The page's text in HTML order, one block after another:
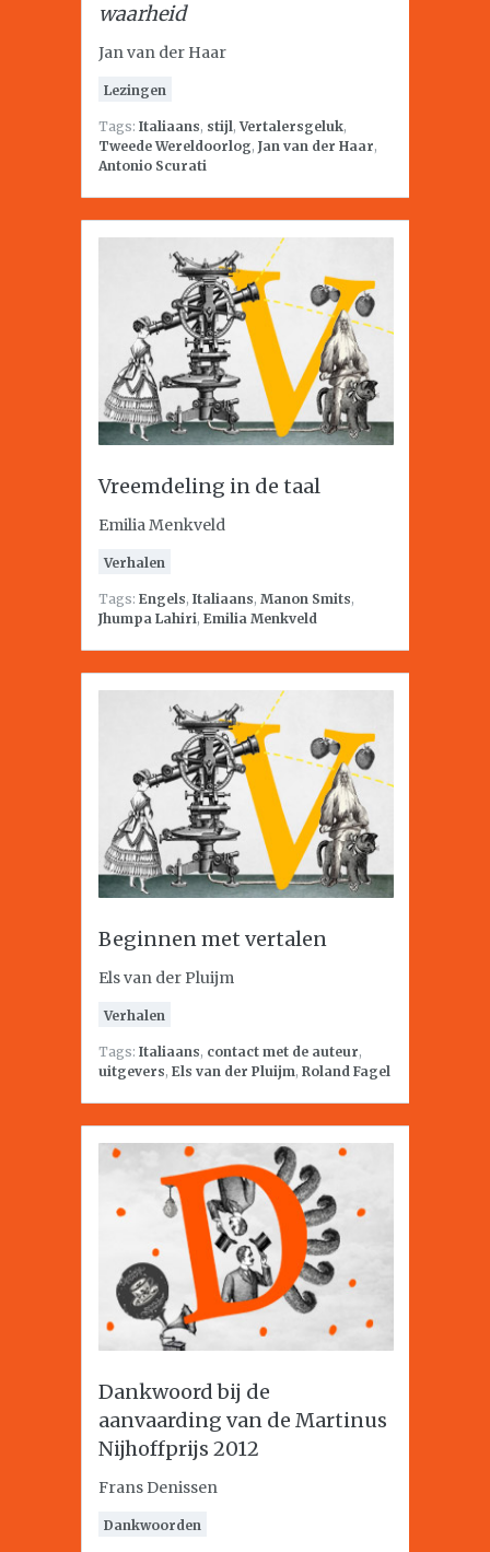
waarheid
Jan van der Haar
Lezingen
Tags: Italiaans, stijl,Vertalersgeluk,
Tweede Wereldoorlog, Jan van der Haar,
Antonio Scurati
Vreemdeling in de taal
Emilia Menkveld
Verhalen
Tags: Engels, Italiaans, Manon Smits,
Jhumpa Lahiri, Emilia Menkveld
Beginnen met vertalen
Els van der Pluijm
Verhalen
Tags: Italiaans, contact met de auteur,
uitgevers, Els van der Pluijm, Roland Fagel
Dankwoord bij de
aanvaarding van de Martinus
Nijhoffprijs 2012
Frans Denissen
Dankwoorden